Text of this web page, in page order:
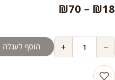
₪18
–
₪70
−
+ הוסף לעגלה